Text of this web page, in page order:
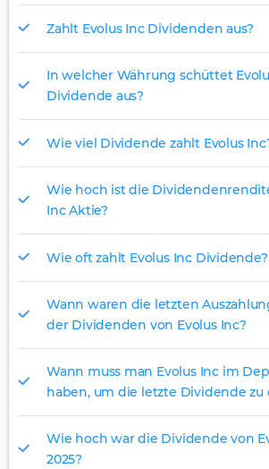
Zahlt Evolus Inc Dividenden aus?
In welcher Währung schüttet
Dividende aus?
Wie viel Dividende zahlt Evolus
Wie hoch ist die
Inc Aktie?
Wie oft zahlt Evolus Inc Dividende?
Wann waren die letzten
der Dividenden von Evolus Inc?
Wann muss man Evolus Inc im
haben, um die letzte Dividende zu
Wie hoch war die Dividende von
2025?